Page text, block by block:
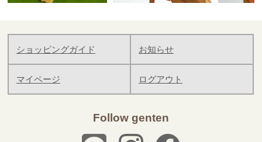
ショッピングガイド お知らせ
マイページ ログアウト
Follow genten